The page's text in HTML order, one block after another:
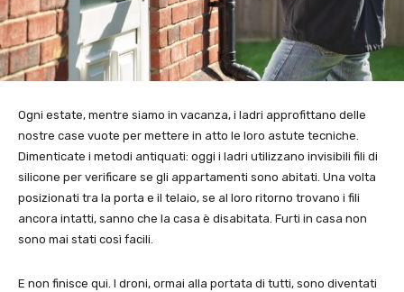
Ogni estate, mentre siamo in vacanza, i ladri approfittano delle
nostre case vuote per mettere in atto le loro astute tecniche.
Dimenticate i metodi antiquati: oggi i ladri utilizzano invisibili fili di
silicone per verificare se gli appartamenti sono abitati. Una volta
posizionati tra la porta e il telaio, se al loro ritorno trovano i fili
ancora intatti, sanno che la casa è disabitata. Furti in casa non
sono mai stati così facili.
E non finisce qui. I droni, ormai alla portata di tutti, sono diventati